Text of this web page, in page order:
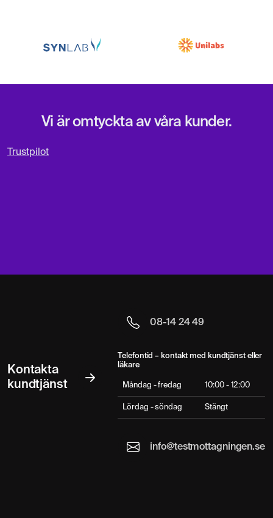
Vi är omtyckta av våra kunder.
Trustpilot
Kontakta
kundtjänst
08-14 24 49
Telefontid – kontakt med kundtjänst eller
läkare
Måndag - fredag 10:00 - 12:00
Lördag - söndag Stängt
info@testmottagningen.se